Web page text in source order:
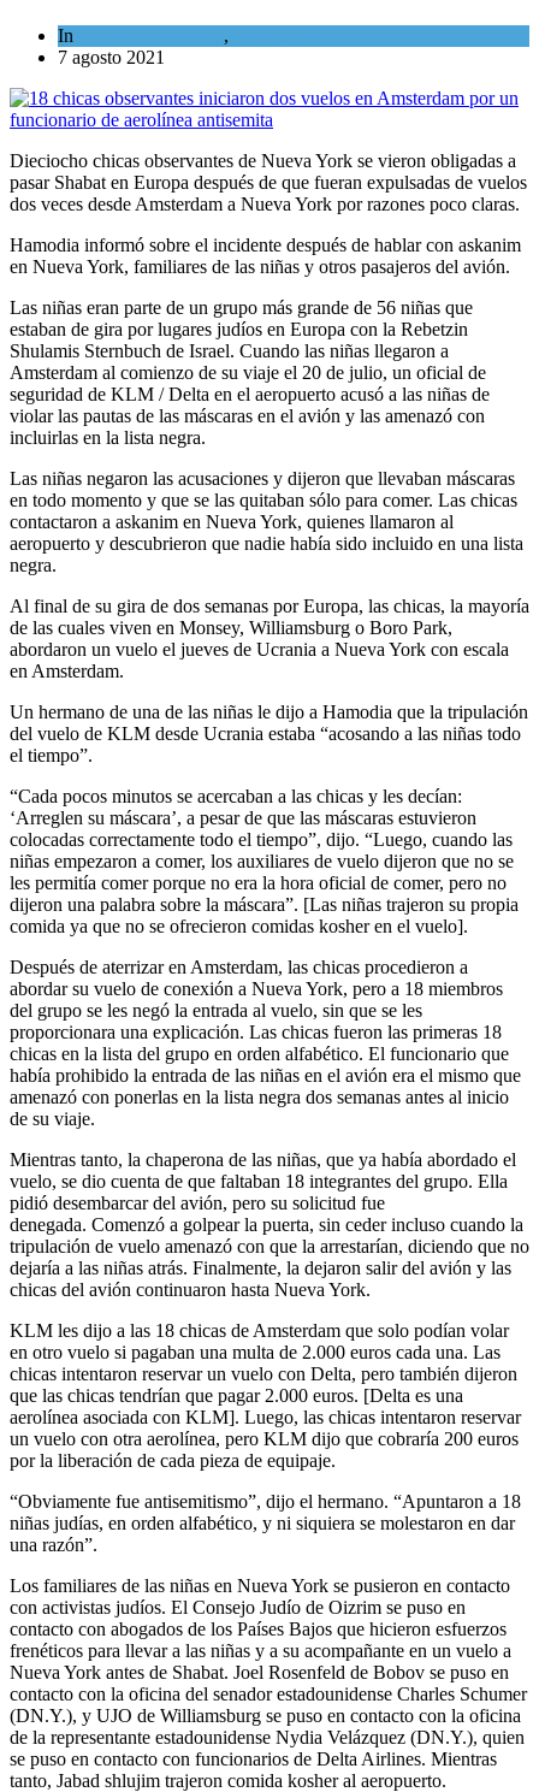
In ,
7 agosto 2021
Dieciocho chicas observantes de Nueva York se vieron obligadas a
pasar Shabat en Europa después de que fueran expulsadas de vuelos
dos veces desde Amsterdam a Nueva York por razones poco claras.
Hamodia informó sobre el incidente después de hablar con askanim
en Nueva York, familiares de las niñas y otros pasajeros del avión.
Las niñas eran parte de un grupo más grande de 56 niñas que
estaban de gira por lugares judíos en Europa con la Rebetzin
Shulamis Sternbuch de Israel. Cuando las niñas llegaron a
Amsterdam al comienzo de su viaje el 20 de julio, un oficial de
seguridad de KLM / Delta en el aeropuerto acusó a las niñas de
violar las pautas de las máscaras en el avión y las amenazó con
incluirlas en la lista negra.
Las niñas negaron las acusaciones y dijeron que llevaban máscaras
en todo momento y que se las quitaban sólo para comer. Las chicas
contactaron a askanim en Nueva York, quienes llamaron al
aeropuerto y descubrieron que nadie había sido incluido en una lista
negra.
Al final de su gira de dos semanas por Europa, las chicas, la mayoría
de las cuales viven en Monsey, Williamsburg o Boro Park,
abordaron un vuelo el jueves de Ucrania a Nueva York con escala
en Amsterdam.
Un hermano de una de las niñas le dijo a Hamodia que la tripulación
del vuelo de KLM desde Ucrania estaba “acosando a las niñas todo
el tiempo”.
“Cada pocos minutos se acercaban a las chicas y les decían:
‘Arreglen su máscara’, a pesar de que las máscaras estuvieron
colocadas correctamente todo el tiempo”, dijo. “Luego, cuando las
niñas empezaron a comer, los auxiliares de vuelo dijeron que no se
les permitía comer porque no era la hora oficial de comer, pero no
dijeron una palabra sobre la máscara”. [Las niñas trajeron su propia
comida ya que no se ofrecieron comidas kosher en el vuelo].
Después de aterrizar en Amsterdam, las chicas procedieron a
abordar su vuelo de conexión a Nueva York, pero a 18 miembros
del grupo se les negó la entrada al vuelo, sin que se les
proporcionara una explicación. Las chicas fueron las primeras 18
chicas en la lista del grupo en orden alfabético. El funcionario que
había prohibido la entrada de las niñas en el avión era el mismo que
amenazó con ponerlas en la lista negra dos semanas antes al inicio
de su viaje.
Mientras tanto, la chaperona de las niñas, que ya había abordado el
vuelo, se dio cuenta de que faltaban 18 integrantes del grupo. Ella
pidió desembarcar del avión, pero su solicitud fue
denegada. Comenzó a golpear la puerta, sin ceder incluso cuando la
tripulación de vuelo amenazó con que la arrestarían, diciendo que no
dejaría a las niñas atrás. Finalmente, la dejaron salir del avión y las
chicas del avión continuaron hasta Nueva York.
KLM les dijo a las 18 chicas de Amsterdam que solo podían volar
en otro vuelo si pagaban una multa de 2.000 euros cada una. Las
chicas intentaron reservar un vuelo con Delta, pero también dijeron
que las chicas tendrían que pagar 2.000 euros. [Delta es una
aerolínea asociada con KLM]. Luego, las chicas intentaron reservar
un vuelo con otra aerolínea, pero KLM dijo que cobraría 200 euros
por la liberación de cada pieza de equipaje.
“Obviamente fue antisemitismo”, dijo el hermano. “Apuntaron a 18
niñas judías, en orden alfabético, y ni siquiera se molestaron en dar
una razón”.
Los familiares de las niñas en Nueva York se pusieron en contacto
con activistas judíos. El Consejo Judío de Oizrim se puso en
contacto con abogados de los Países Bajos que hicieron esfuerzos
frenéticos para llevar a las niñas y a su acompañante en un vuelo a
Nueva York antes de Shabat. Joel Rosenfeld de Bobov se puso en
contacto con la oficina del senador estadounidense Charles Schumer
(DN.Y.), y UJO de Williamsburg se puso en contacto con la oficina
de la representante estadounidense Nydia Velázquez (DN.Y.), quien
se puso en contacto con funcionarios de Delta Airlines. Mientras
tanto, Jabad shlujim trajeron comida kosher al aeropuerto.